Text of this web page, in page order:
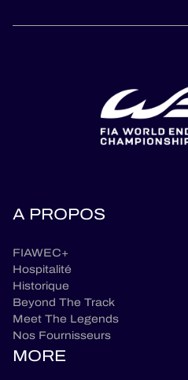
A PROPOS
FIAWEC+
Hospitalité
Historique
Beyond The Track
Meet The Legends
Nos Fournisseurs
MORE